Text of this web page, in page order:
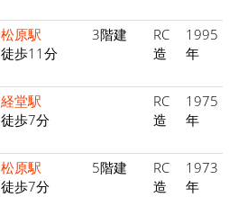
松原駅
徒歩11分
3階建
RC
造
1995
年
経堂駅
徒歩7分
RC
造
1975
年
松原駅
徒歩7分
5階建
RC
造
1973
年